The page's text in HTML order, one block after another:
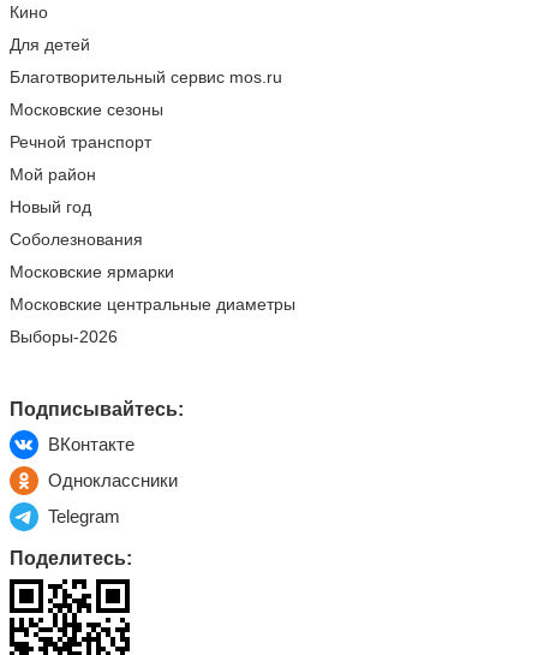
Кино
Для детей
Благотворительный сервис mos.ru
Московские сезоны
Речной транспорт
Мой район
Новый год
Соболезнования
Московские ярмарки
Московские центральные диаметры
Выборы-2026
Подписывайтесь:
ВКонтакте
Одноклассники
Telegram
Поделитесь: